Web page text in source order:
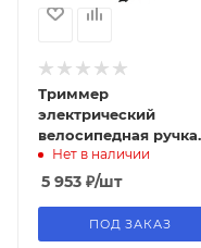
Триммер
электрический
велосипедная ручка
разъемный вал леска
нож 2500Вт ГКС-3525
Нет в наличии
5 953 ₽/шт
ПОД ЗАКАЗ